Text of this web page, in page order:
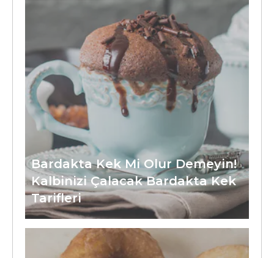
Bardakta Kek Mi Olur Demeyin!
Kalbinizi Çalacak Bardakta Kek
Tarifleri